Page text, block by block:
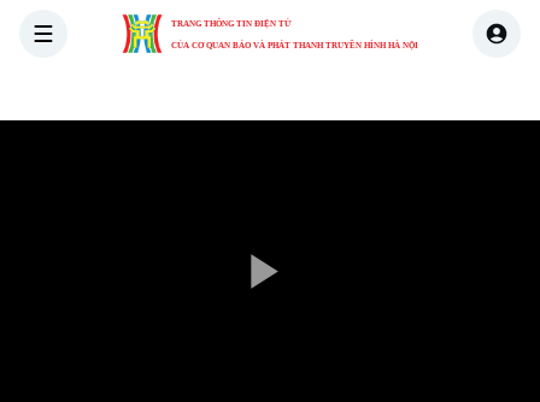
TRANG THÔNG TIN ĐIỆN TỬ
CỦA CƠ QUAN BÁO VÀ PHÁT THANH TRUYỀN HÌNH HÀ NỘI